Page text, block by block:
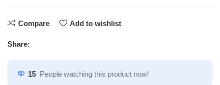
Compare Add to wishlist
Share:
15 People watching this product now!